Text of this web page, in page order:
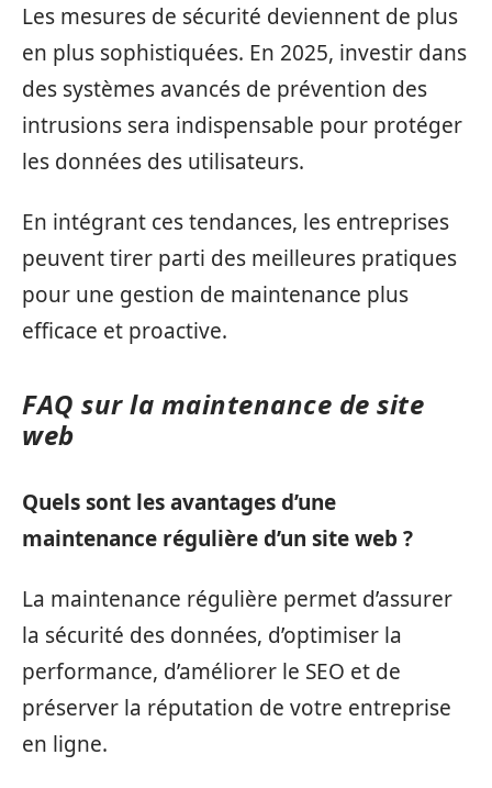
Les mesures de sécurité deviennent de plus
en plus sophistiquées. En 2025, investir dans
des systèmes avancés de prévention des
intrusions sera indispensable pour protéger
les données des utilisateurs.
En intégrant ces tendances, les entreprises
peuvent tirer parti des meilleures pratiques
pour une gestion de maintenance plus
efficace et proactive.
FAQ sur la maintenance de site
web
Quels sont les avantages d’une
maintenance régulière d’un site web ?
La maintenance régulière permet d’assurer
la sécurité des données, d’optimiser la
performance, d’améliorer le SEO et de
préserver la réputation de votre entreprise
en ligne.